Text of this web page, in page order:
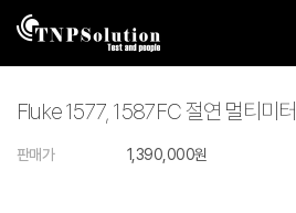
Fluke 1577, 1587FC 절연 멀티미터
판매가 1,390,000원